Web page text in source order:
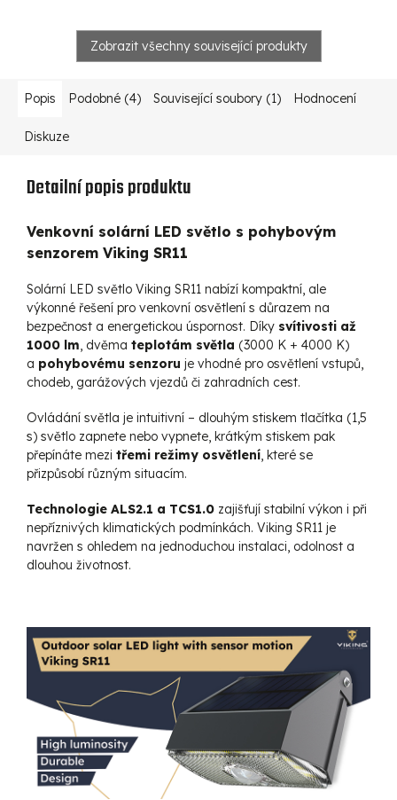
Zobrazit všechny související produkty
Popis Podobné (4) Související soubory (1) Hodnocení
Diskuze
Detailní popis produktu
Venkovní solární LED světlo s pohybovým
senzorem Viking SR11
Solární LED světlo Viking SR11 nabízí kompaktní, ale
výkonné řešení pro venkovní osvětlení s důrazem na
bezpečnost a energetickou úspornost. Díky svítivosti až
1000 lm, dvěma teplotám světla (3000 K + 4000 K)
a pohybovému senzoru je vhodné pro osvětlení vstupů,
chodeb, garážových vjezdů či zahradních cest.
Ovládání světla je intuitivní – dlouhým stiskem tlačítka (1,5
s) světlo zapnete nebo vypnete, krátkým stiskem pak
přepínáte mezi třemi režimy osvětlení, které se
přizpůsobí různým situacím.
Technologie ALS2.1 a TCS1.0 zajišťují stabilní výkon i při
nepříznivých klimatických podmínkách. Viking SR11 je
navržen s ohledem na jednoduchou instalaci, odolnost a
dlouhou životnost.